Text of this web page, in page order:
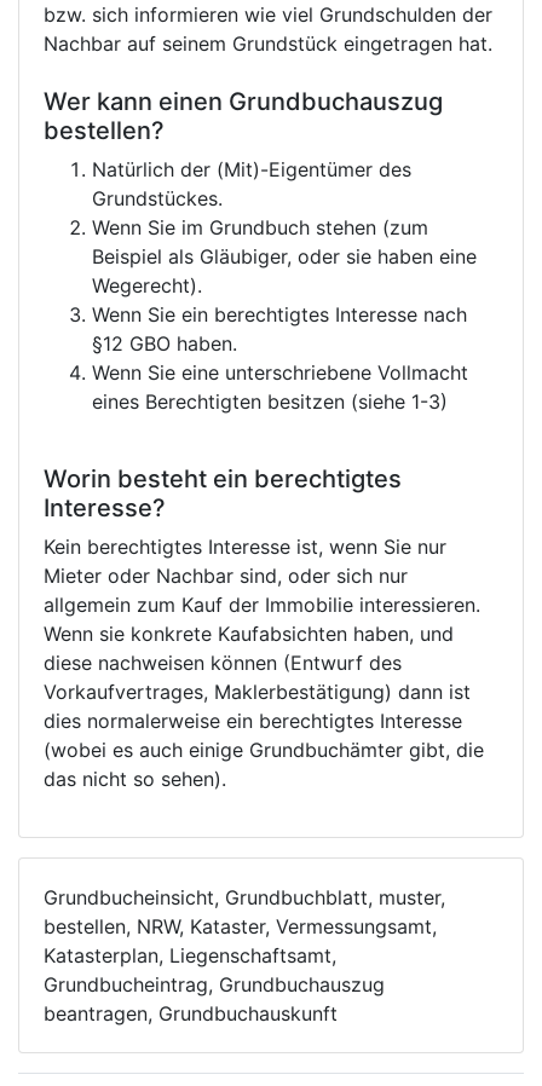
bzw. sich informieren wie viel Grundschulden der
Nachbar auf seinem Grundstück eingetragen hat.
Wer kann einen Grundbuchauszug
bestellen?
Natürlich der (Mit)-Eigentümer des
Grundstückes.
Wenn Sie im Grundbuch stehen (zum
Beispiel als Gläubiger, oder sie haben eine
Wegerecht).
Wenn Sie ein berechtigtes Interesse nach
§12 GBO haben.
Wenn Sie eine unterschriebene Vollmacht
eines Berechtigten besitzen (siehe 1-3)
Worin besteht ein berechtigtes
Interesse?
Kein berechtigtes Interesse ist, wenn Sie nur
Mieter oder Nachbar sind, oder sich nur
allgemein zum Kauf der Immobilie interessieren.
Wenn sie konkrete Kaufabsichten haben, und
diese nachweisen können (Entwurf des
Vorkaufvertrages, Maklerbestätigung) dann ist
dies normalerweise ein berechtigtes Interesse
(wobei es auch einige Grundbuchämter gibt, die
das nicht so sehen).
Grundbucheinsicht, Grundbuchblatt, muster,
bestellen, NRW, Kataster, Vermessungsamt,
Katasterplan, Liegenschaftsamt,
Grundbucheintrag, Grundbuchauszug
beantragen, Grundbuchauskunft